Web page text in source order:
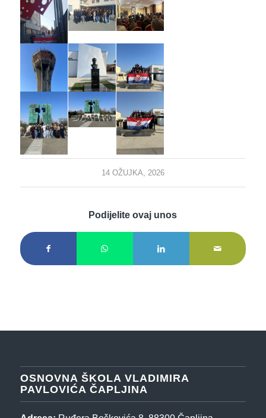
14 OŽUJKA, 2026
Podijelite ovaj unos
OSNOVNA ŠKOLA VLADIMIRA
PAVLOVIĆA ČAPLJINA